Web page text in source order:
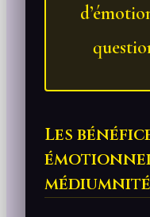
Les
médiumnité